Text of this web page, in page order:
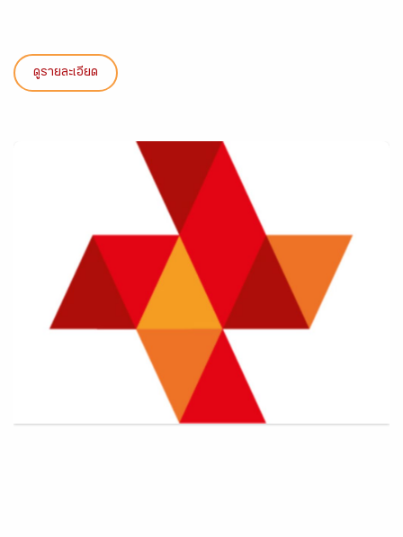
ดูรายละเอียด